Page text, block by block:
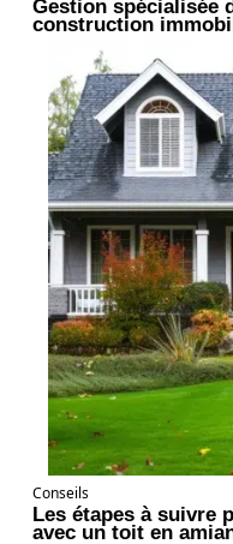
Gestion spécialisée
construction
Conseils
Les étapes à suivre
avec un toit en